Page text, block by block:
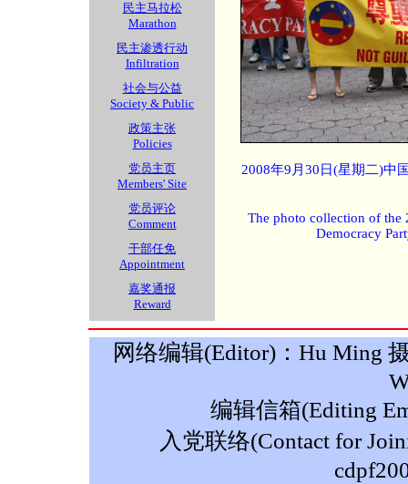
民主马拉松
Marathon
民主渗透行动
Infiltration
社会与公益
Society & Public
政策主张
Policies
党员主页
Members' Site
党员评论
Comment
干部任免
Appointment
嘉奖通报
Reward
2008年9月30日(星期二)中
The photo collection of the
Democracy
网络编辑(Editor)：Hu Ming
编辑信箱(Editing
入党联络(Contact for